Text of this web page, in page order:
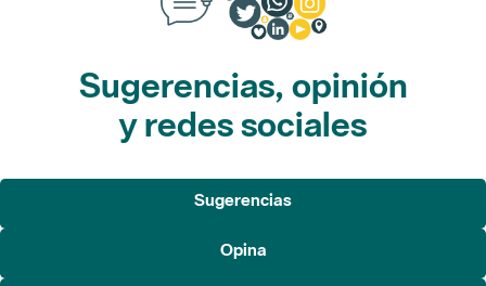
Sugerencias, opinión
y redes sociales
Sugerencias
Opina